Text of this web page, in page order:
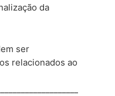
da
ser
relacionados ao